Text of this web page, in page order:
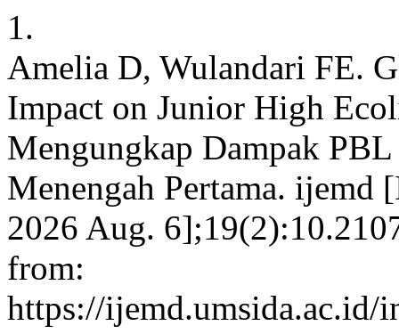
1.
Amelia D, Wulandari FE.
Impact on Junior High
Mengungkap Dampak
Menengah Pertama.
2026 Aug.
from:
https://